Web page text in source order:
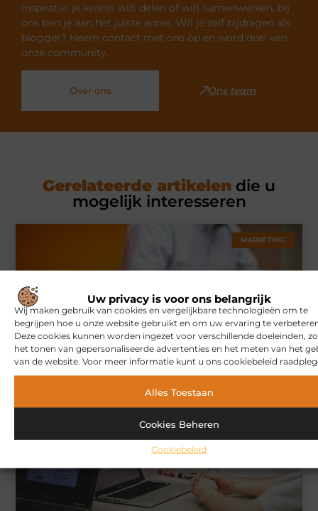
Uw privacy is voor ons belangrijk
Wij maken gebruik van cookies en vergelijkbare technologieën om te
begrijpen hoe u onze website gebruikt en om uw ervaring te
Deze cookies kunnen worden ingezet voor verschillende doeleinden,
het tonen van gepersonaliseerde advertenties en het meten van het
van de website. Voor meer informatie kunt u ons cookiebeleid
Alles Toestaan
Cookies Beheren
Cookiebeleid
inspiratie, je kennis wilt delen of wilt samenwerken, bij
ons ben je aan het juiste adres. Wil je zelf bijdragen als
blogger? Neem contact met ons op en word deel van
onze community.
Over ons Ons team
Gerelateerde artikelen die u
mogelijk interesseren
MARKETING